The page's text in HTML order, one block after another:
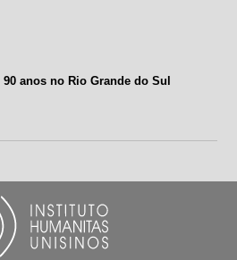
anos no Rio Grande do Sul